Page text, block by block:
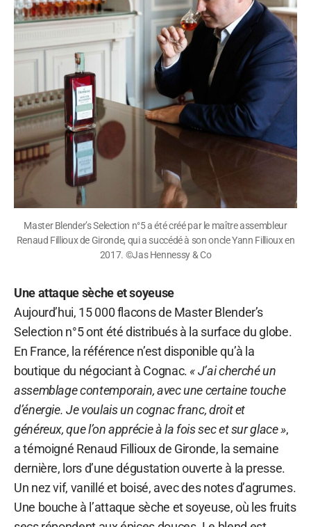
Master Blender’s Selection n°5 a été créé par le maître assembleur
Renaud Fillioux de Gironde, qui a succédé à son oncle Yann Fillioux en
2017. ©Jas Hennessy & Co
Une attaque sèche et soyeuse
Aujourd’hui, 15 000 flacons de Master Blender’s
Selection n°5 ont été distribués à la surface du globe.
En France, la référence n’est disponible qu’à la
boutique du négociant à Cognac.« J’ai cherché un
assemblage contemporain, avec une certaine touche
d’énergie. Je voulais un cognac franc, droit et
généreux, que l’on apprécie à la fois sec et sur glace »,
a témoigné Renaud Fillioux de Gironde, la semaine
dernière, lors d’une dégustation ouverte à la presse.
Un nez vif, vanillé et boisé, avec des notes d’agrumes.
Une bouche à l’attaque sèche et soyeuse, où les fruits